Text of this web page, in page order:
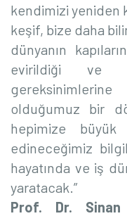
kendimizi yeniden
keşif, bize daha
dünyanın
evirildiği ve
olduğumuz bir
hepimize
edineceğimiz
hayatında ve iş
yaratacak.”
Prof. Dr. Sinan